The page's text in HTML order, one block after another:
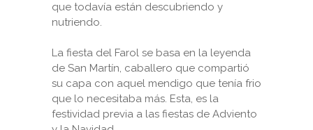
que todavía están descubriendo y
nutriendo.
La fiesta del Farol se basa en la leyenda
de San Martín, caballero que compartió
su capa con aquel mendigo que tenía frio
que lo necesitaba más. Esta, es la
festividad previa a las fiestas de Adviento